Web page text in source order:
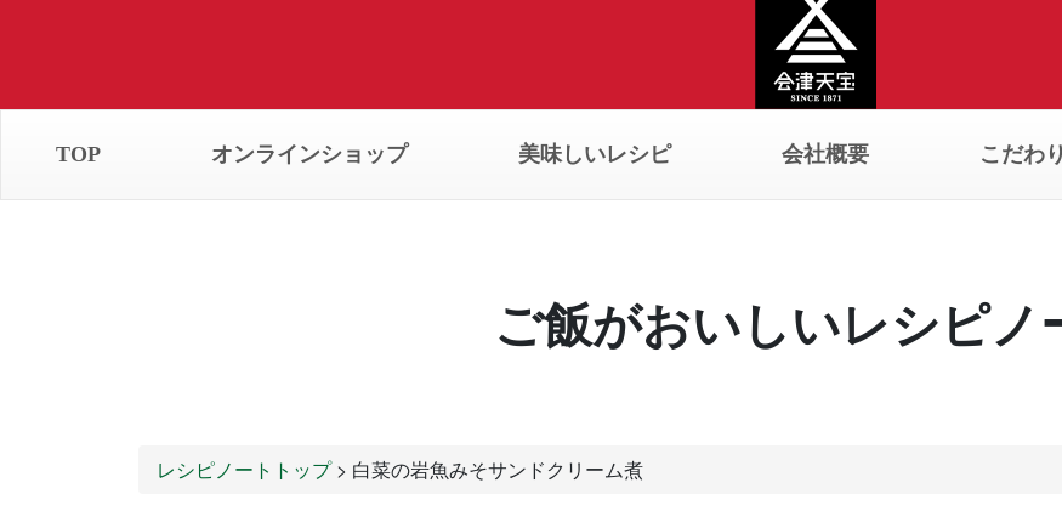
TOP オンラインショップ 美味しいレシピ 会社概要 こだわ
ご飯がおいしいレシピノ
レシピノートトップ> 白菜の岩魚みそサンドクリーム煮